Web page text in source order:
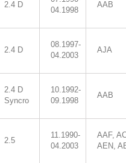
2.4 D
04.1998
AAB
2.4 D
08.1997-
04.2003
AJA
2.4 D
Syncro
10.1992-
09.1998
AAB
2.5
11.1990-
04.2003
AAF,
AEN,